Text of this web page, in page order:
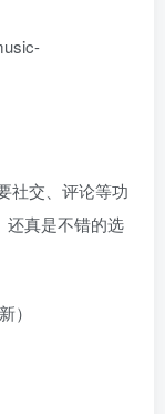
社交、评论等功
还真是不错的选
）